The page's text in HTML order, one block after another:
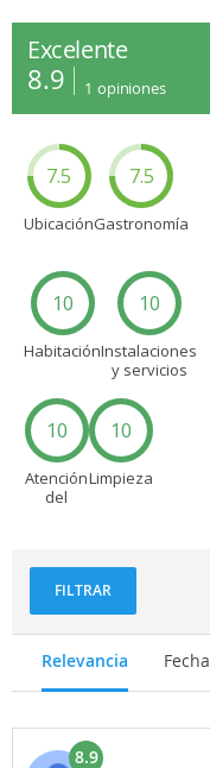
Excelente
8.9 1 opiniones
7.5
Ubicación
7.5
Gastronomía
10
Habitación
10
Instalaciones
y servicios
10
Atención
del
10
Limpieza
FILTRAR
Relevancia Fecha
8.9